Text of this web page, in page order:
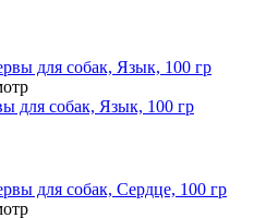
для собак, Язык, 100 гр